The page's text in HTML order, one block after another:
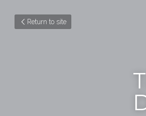
Return to site